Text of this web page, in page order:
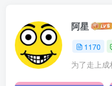
阿星
1170